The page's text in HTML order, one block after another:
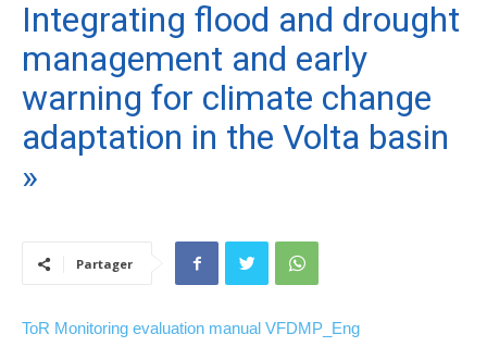
Integrating flood and drought
management and early
warning for climate change
adaptation in the Volta basin
»
Partager
ToR Monitoring evaluation manual VFDMP_Eng